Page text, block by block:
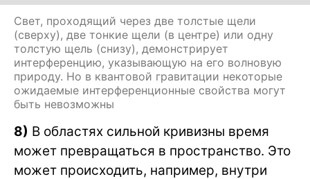
Свет, проходящий через две толстые щели
(сверху), две тонкие щели (в центре) или одну
толстую щель (снизу), демонстрирует
интерференцию, указывающую на его волновую
природу. Но в квантовой гравитации некоторые
ожидаемые интерференционные свойства могут
быть невозможны
8) В областях сильной кривизны время
может превращаться в пространство. Это
может происходить, например, внутри